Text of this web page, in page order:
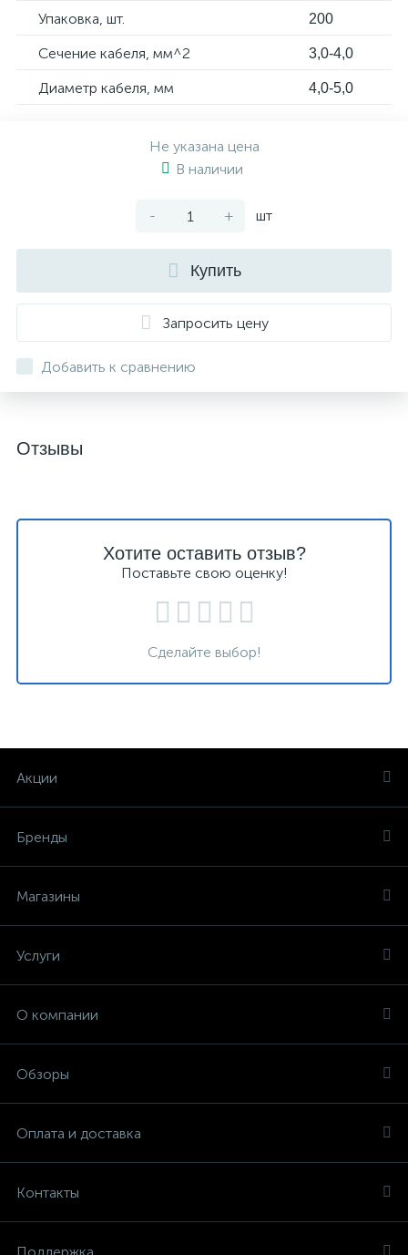
Упаковка, шт. 200
Сечение кабеля, мм^2 3,0-4,0
Диаметр кабеля, мм 4,0-5,0
Не указана цена
В наличии
- + шт
Купить
Запросить цену
Добавить к сравнению
Отзывы
Хотите оставить отзыв?
Поставьте свою оценку!
Сделайте выбор!
Акции
Бренды
Магазины
Услуги
О компании
Обзоры
Оплата и доставка
Контакты